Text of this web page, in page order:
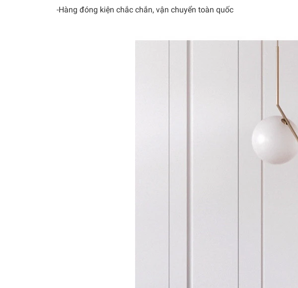
-Hàng đóng kiện chắc chắn, vận chuyển toàn quốc